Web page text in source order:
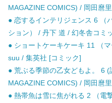
MAGAZINE COMICS) / 岡田麿
● 恋するインテリジェンス 6 （
ション） / 丹下 道 / 幻冬舎コミ
● ショートケーキケーキ 11 （
suu / 集英社 [コミック]
● 荒ぶる季節の乙女どもよ。 6
MAGAZINE COMICS) / 岡田麿
● 熱帯魚は雪に焦がれる 2 （電